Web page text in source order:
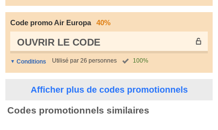
Code promo Air Europa 40%
OUVRIR LE СODE
Conditions Utilisé par 26 personnes 100%
Afficher plus de codes promotionnels
Codes promotionnels similaires